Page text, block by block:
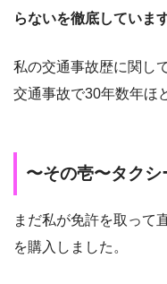
らないを徹底していま
私の交通事故歴に関し
交通事故で30年数年ほ
〜その壱〜タク
まだ私が免許を取って
を購入しました。